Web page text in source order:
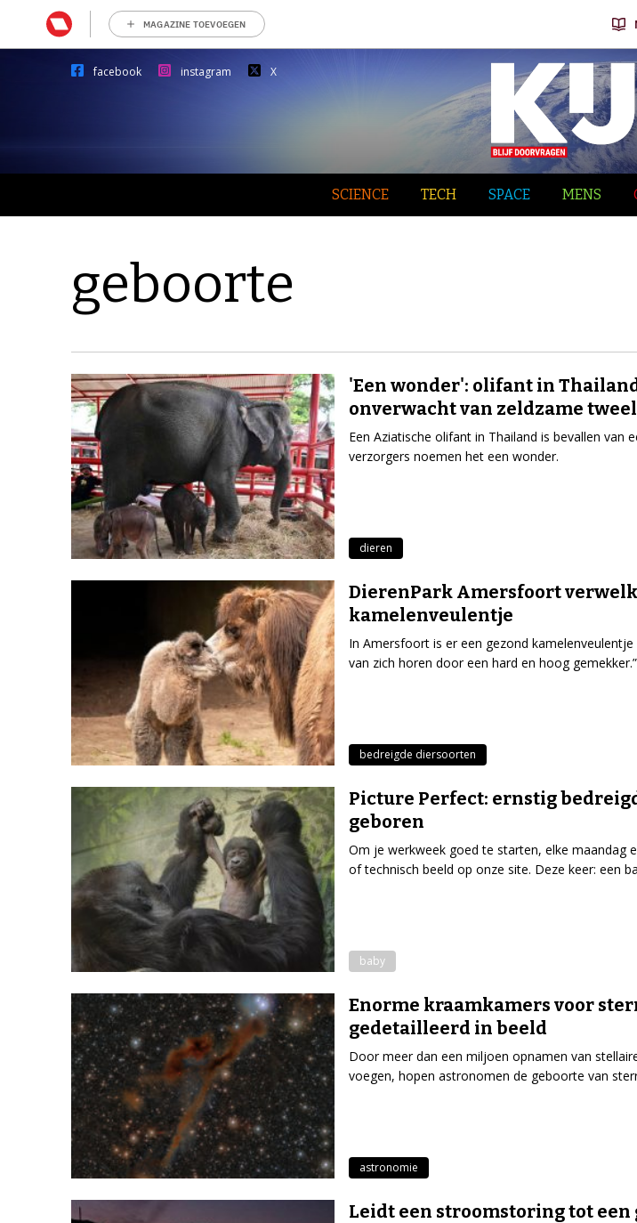
MAGAZINE TOEVOEGEN
facebook instagram X
SCIENCE TECH SPACE MENS
geboorte
'Een wonder': olifant in
onverwacht van zeldzame
Een Aziatische olifant in Thailand is bevallen van
verzorgers noemen het een wonder.
dieren
DierenPark Amersfoort
kamelenveulentje
In Amersfoort is er een gezond
van zich horen door een hard en hoog gemekker.”
bedreigde diersoorten
Picture Perfect: ernstig
geboren
Om je werkweek goed te starten, elke maandag
of technisch beeld op onze site. Deze keer: een
baby
Enorme kraamkamers voor
gedetailleerd in beeld
Door meer dan een miljoen opnamen van
voegen, hopen astronomen de geboorte van
astronomie
Leidt een stroomstoring tot een